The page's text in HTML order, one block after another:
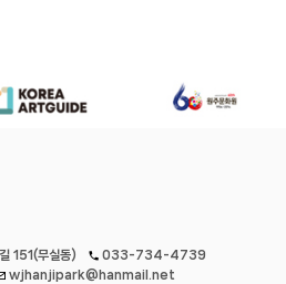
151(무실동)
033-734-4739
wjhanjipark@hanmail.net